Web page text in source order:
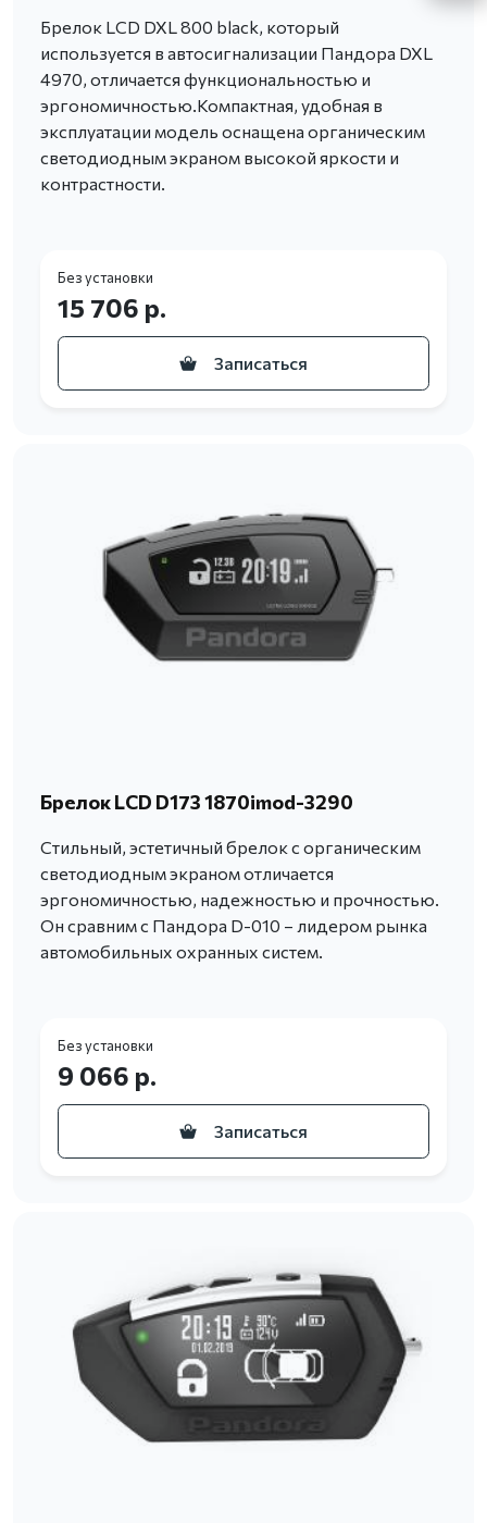
Брелок LCD DXL 800 black, который
используется в автосигнализации Пандора DXL
4970, отличается функциональностью и
эргономичностью.Компактная, удобная в
эксплуатации модель оснащена органическим
светодиодным экраном высокой яркости и
контрастности.
Без установки
15 706 р.
Записаться
Брелок LCD D173 1870imod-3290
Стильный, эстетичный брелок с органическим
светодиодным экраном отличается
эргономичностью, надежностью и прочностью.
Он сравним с Пандора D-010 – лидером рынка
автомобильных охранных систем.
Без установки
9 066 р.
Записаться